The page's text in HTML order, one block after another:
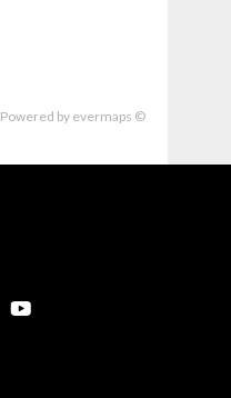
Powered by evermaps ©